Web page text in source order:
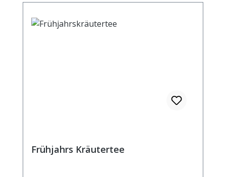
Frühjahrs Kräutertee